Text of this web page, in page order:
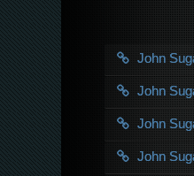
John
John
John
John